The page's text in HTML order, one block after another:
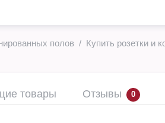
полов Купить розетки и
товары Отзывы 0